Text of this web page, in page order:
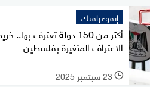
إنفوغرافيك
أكثر من 150 دولة تعترف بها..
الاعتراف المتغيرة بفلسطين
l 23 سبتمبر 2025